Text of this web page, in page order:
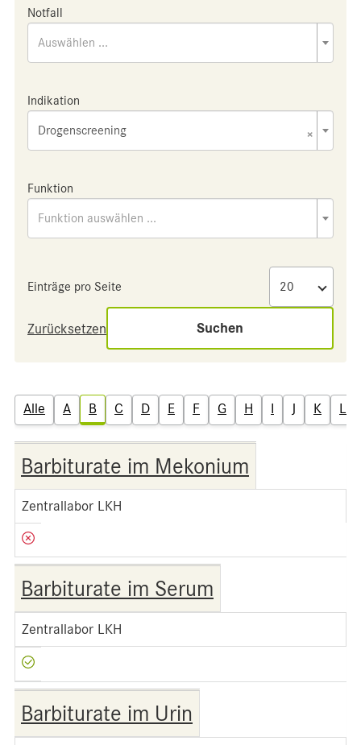
Notfall
Auswählen ...
Indikation
×
Drogenscreening
Funktion
Funktion auswählen ...
Einträge pro Seite
Zurücksetzen Suchen
Alle A B C D E F G H I J K L
Barbiturate im Mekonium
Zentrallabor LKH
Barbiturate im Serum
Zentrallabor LKH
Barbiturate im Urin